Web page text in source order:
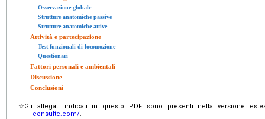
Osservazione globale
Strutture anatomiche passive
Strutture anatomiche attive
Attività e partecipazione
Test funzionali di locomozione
Questionari
Fattori personali e ambientali
Discussione
Conclusioni
☆Gli
allegati indicati in questo PDF sono presenti nella versione
consulte.com/.